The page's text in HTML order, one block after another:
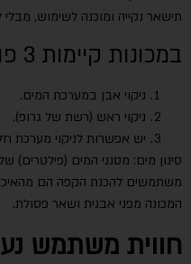
תישאר נקייה ומוכנה לשימוש,
במכונות קיימות 3 פונקציות של ניקיון :
ניקוי אבן במערכת המים.
ניקוי ראש (רשת של גרופ).
יש אפשרות לניקוי מערכת
משתמשים להכנת הקפה הם
המכונה מפני אבנית ושאר פסולת.
חווית משתמש